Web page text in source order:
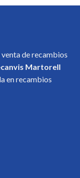
venta de recambios
Martorell
en recambios